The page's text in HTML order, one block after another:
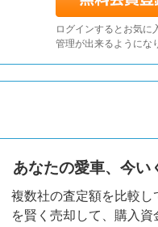
ログインするとお気に
管理が出来るようにな
あなたの愛車、今い
複数社の査定額を比較
を賢く売却して、購入資